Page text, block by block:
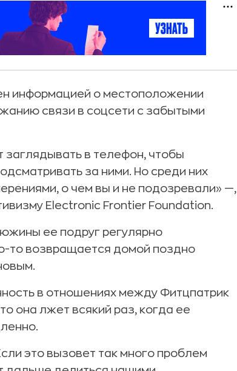
информацией о местоположении
связи в соцсети с забытыми
заглядывать в телефон, чтобы
за ними. Но среди них
о чем вы и не подозревали» —,
Electronic Frontier Foundation.
ее подруг регулярно
то возвращается домой поздно
в отношениях между Фитцпатрик
она лжет всякий раз, когда ее
это вызовет так много проблем